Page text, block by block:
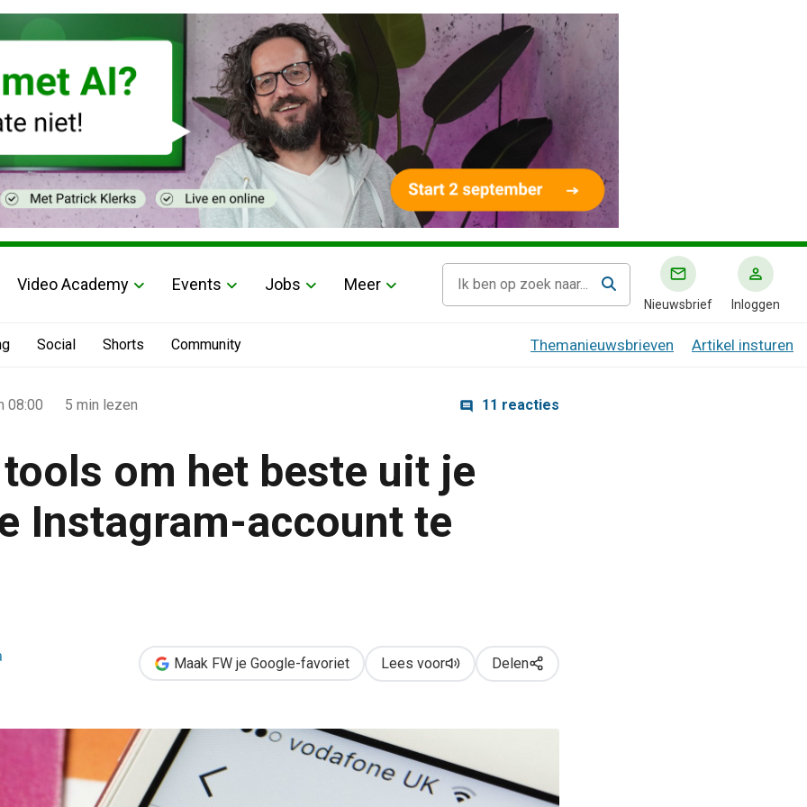
Video Academy Events Jobs Meer
Nieuwsbrief Inloggen
Social Shorts Community Themanieuwsbrieven Artikel insturen
uit je zakelijke Instagram-account te halen
08:00 5 min lezen 11 reacties
om het beste uit je
Instagram-account te
Maak FW je Google-favoriet Lees voor Delen